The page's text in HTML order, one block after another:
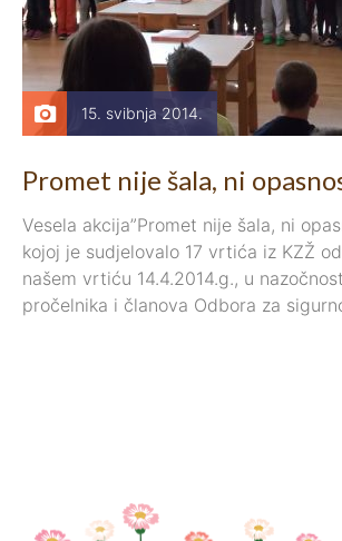
15. svibnja 2014.
Promet nije šala, ni
Vesela akcija”Promet nije šala, ni
kojoj je sudjelovalo 17 vrtića iz KZŽ
našem vrtiću 14.4.2014.g., u
pročelnika i članova Odbora za